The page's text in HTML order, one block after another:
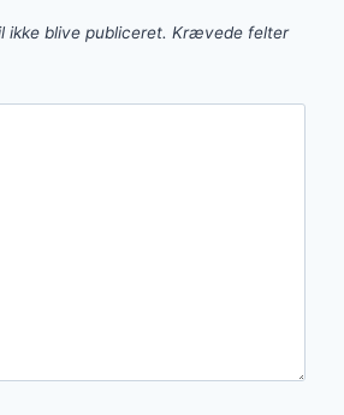
ikke blive publiceret. Krævede felter